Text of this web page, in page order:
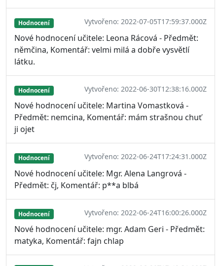
Hodnocení Vytvořeno: 2022-07-05T17:59:37.000Z
Nové hodnocení učitele: Leona Rácová - Předmět:
němčina, Komentář: velmi milá a dobře vysvětlí
látku.
Hodnocení Vytvořeno: 2022-06-30T12:38:16.000Z
Nové hodnocení učitele: Martina Vomastková -
Předmět: nemcina, Komentář: mám strašnou chuť
ji ojet
Hodnocení Vytvořeno: 2022-06-24T17:24:31.000Z
Nové hodnocení učitele: Mgr. Alena Langrová -
Předmět: čj, Komentář: p**a blbá
Hodnocení Vytvořeno: 2022-06-24T16:00:26.000Z
Nové hodnocení učitele: mgr. Adam Geri - Předmět:
matyka, Komentář: fajn chlap